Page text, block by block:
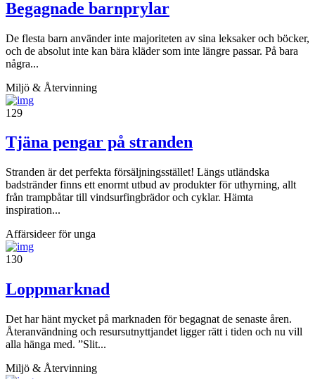
Begagnade barnprylar
De flesta barn använder inte majoriteten av sina leksaker och böcker,
och de absolut inte kan bära kläder som inte längre passar. På bara
några...
Miljö & Återvinning
129
Tjäna pengar på stranden
Stranden är det perfekta försäljningsstället! Längs utländska
badstränder finns ett enormt utbud av produkter för uthyrning, allt
från trampbåtar till vindsurfingbrädor och cyklar. Hämta
inspiration...
Affärsideer för unga
130
Loppmarknad
Det har hänt mycket på marknaden för begagnat de senaste åren.
Återanvändning och resursutnyttjandet ligger rätt i tiden och nu vill
alla hänga med. ”Slit...
Miljö & Återvinning